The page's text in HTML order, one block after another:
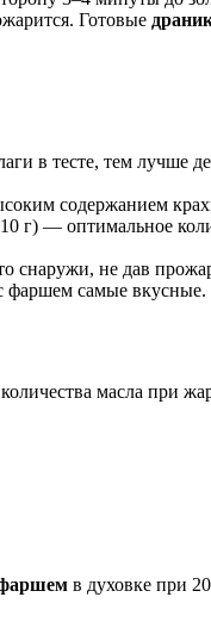
Готовые
в тесте, тем лучше
содержанием
г) — оптимальное
снаружи, не дав
самые вкусные.
масла при
в духовке при